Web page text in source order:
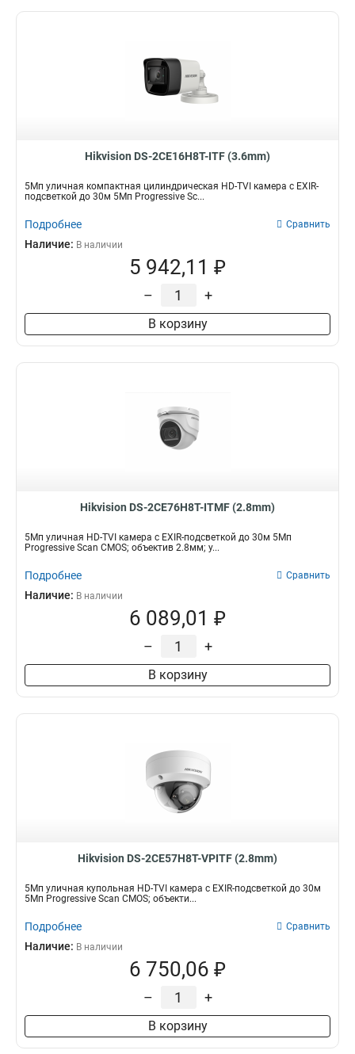
Hikvision DS-2CE16H8T-ITF (3.6mm)
5Мп уличная компактная цилиндрическая HD-TVI камера с EXIR-
подсветкой до 30м 5Мп Progressive Sc...
Подробнее Сравнить
Наличие: В наличии
5 942,11 ₽
– +
В корзину
Hikvision DS-2CE76H8T-ITMF (2.8mm)
5Мп уличная HD-TVI камера с EXIR-подсветкой до 30м 5Мп
Progressive Scan CMOS; объектив 2.8мм; у...
Подробнее Сравнить
Наличие: В наличии
6 089,01 ₽
– +
В корзину
Hikvision DS-2CE57H8T-VPITF (2.8mm)
5Мп уличная купольная HD-TVI камера с EXIR-подсветкой до 30м
5Мп Progressive Scan CMOS; объекти...
Подробнее Сравнить
Наличие: В наличии
6 750,06 ₽
– +
В корзину